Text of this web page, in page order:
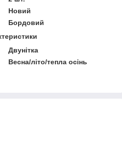
Новий
Бордовий
Двунітка
Весна/літо/тепла осінь